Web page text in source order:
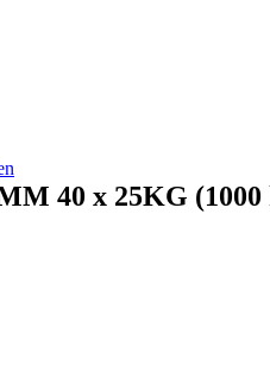
40 x 25KG (1000